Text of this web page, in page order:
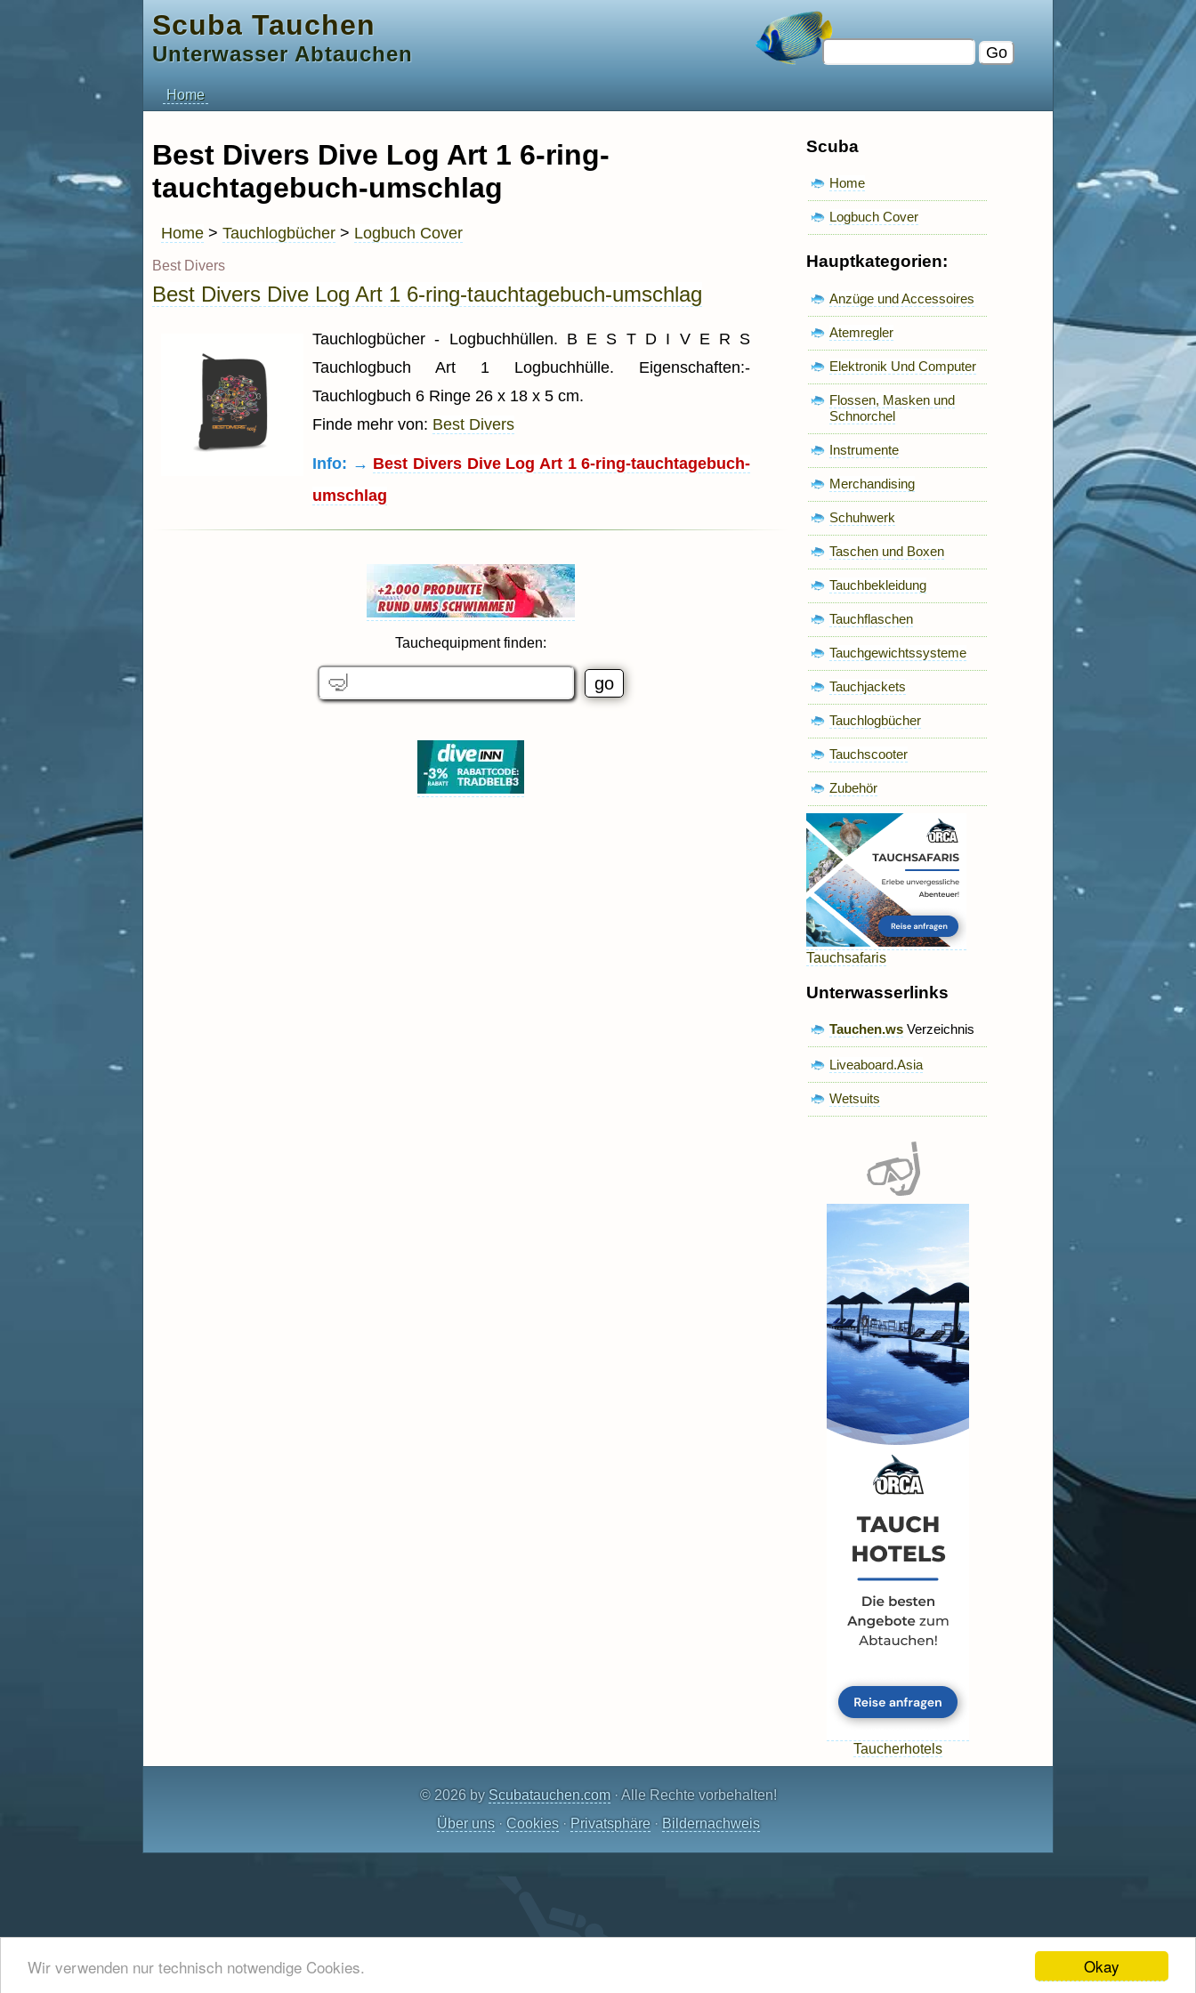
Okay
Wir verwenden nur technisch notwendige Cookies.
Scuba Tauchen
Unterwasser Abtauchen
Home
Best Divers Dive Log Art 1 6-ring-
tauchtagebuch-umschlag
Home > Tauchlogbücher > Logbuch Cover
Best Divers
Best Divers Dive Log Art 1 6-ring-tauchtagebuch-umschlag
Tauchlogbücher - Logbuchhüllen. B E S T D I V E R S
Tauchlogbuch Art 1 Logbuchhülle. Eigenschaften:-
Tauchlogbuch 6 Ringe 26 x 18 x 5 cm.
Finde mehr von: Best Divers
Info: → Best Divers Dive Log Art 1 6-ring-tauchtagebuch-
umschlag
Tauchequipment finden:
Scuba
Home
Logbuch Cover
Hauptkategorien:
Anzüge und Accessoires
Atemregler
Elektronik Und Computer
Flossen, Masken und
Schnorchel
Instrumente
Merchandising
Schuhwerk
Taschen und Boxen
Tauchbekleidung
Tauchflaschen
Tauchgewichtssysteme
Tauchjackets
Tauchlogbücher
Tauchscooter
Zubehör
Tauchsafaris
Unterwasserlinks
Tauchen.ws Verzeichnis
Liveaboard.Asia
Wetsuits
Taucherhotels
© 2026 by Scubatauchen.com· Alle Rechte vorbehalten!
Über uns· Cookies· Privatsphäre· Bildernachweis